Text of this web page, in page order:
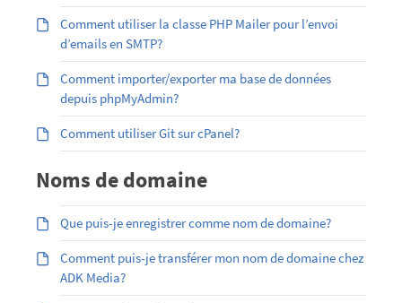
Comment utiliser la classe PHP Mailer pour l’envoi
d’emails en SMTP?
Comment importer/exporter ma base de données
depuis phpMyAdmin?
Comment utiliser Git sur cPanel?
Noms de domaine
Que puis-je enregistrer comme nom de domaine?
Comment puis-je transférer mon nom de domaine chez
ADK Media?